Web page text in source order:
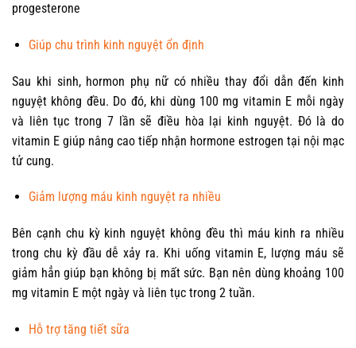
progesterone
Giúp chu trình kinh nguyệt ổn định
Sau khi sinh, hormon phụ nữ có nhiều thay đổi dẫn đến kinh
nguyệt không đều. Do đó, khi dùng 100 mg vitamin E mỗi ngày
và liên tục trong 7 lần sẽ điều hòa lại kinh nguyệt. Đó là do
vitamin E giúp nâng cao tiếp nhận hormone estrogen tại nội mạc
tử cung.
Giảm lượng máu kinh nguyệt ra nhiều
Bên cạnh chu kỳ kinh nguyệt không đều thì máu kinh ra nhiều
trong chu kỳ đầu dễ xảy ra. Khi uống vitamin E, lượng máu sẽ
giảm hẳn giúp bạn không bị mất sức. Bạn nên dùng khoảng 100
mg vitamin E một ngày và liên tục trong 2 tuần.
Hỗ trợ tăng tiết sữa